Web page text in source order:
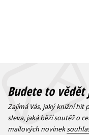
Budete to
Zajímá Vás, jaký knižní hit
sleva, jaká běží soutěž o
mailových novinek